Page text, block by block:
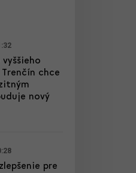
chce
nový
pre